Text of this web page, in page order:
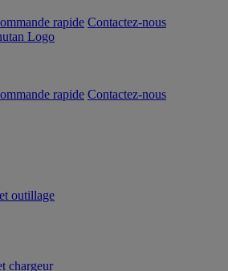
rapide Contactez-nous
rapide Contactez-nous
outillage
chargeur